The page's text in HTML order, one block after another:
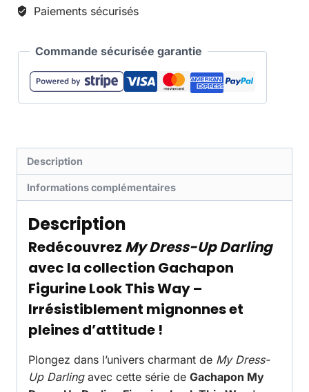
Paiements sécurisés
Commande sécurisée garantie
Description
Informations complémentaires
Description
Redécouvrez My Dress-Up Darling
avec la collection Gachapon
Figurine Look This Way –
Irrésistiblement mignonnes et
pleines d’attitude !
Plongez dans l’univers charmant de My Dress-
Up Darlingavec cette série de Gachapon My